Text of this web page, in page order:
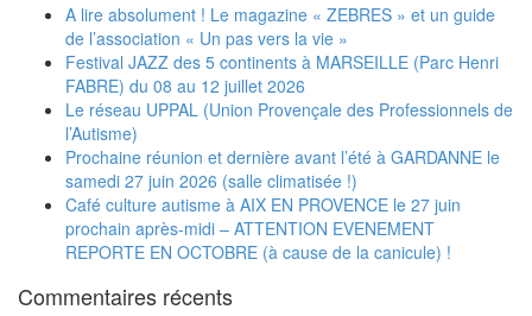
A lire absolument ! Le magazine « ZEBRES » et un guide
de l’association « Un pas vers la vie »
Festival JAZZ des 5 continents à MARSEILLE (Parc Henri
FABRE) du 08 au 12 juillet 2026
Le réseau UPPAL (Union Provençale des Professionnels de
l’Autisme)
Prochaine réunion et dernière avant l’été à GARDANNE le
samedi 27 juin 2026 (salle climatisée !)
Café culture autisme à AIX EN PROVENCE le 27 juin
prochain après-midi – ATTENTION EVENEMENT
REPORTE EN OCTOBRE (à cause de la canicule) !
Commentaires récents